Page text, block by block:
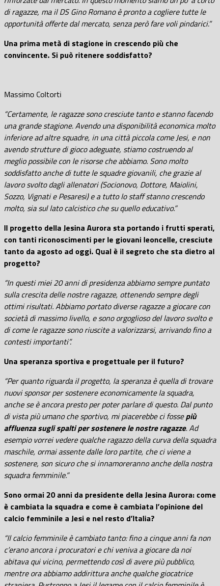
di ragazze, ma il DS Gino Romano è pronto a cogliere tutte le
opportunità offerte dal mercato, senza però fare voli pindarici.”
Una prima metà di stagione in crescendo più che
convincente. Si può ritenere soddisfatto?
Massimo Coltorti
“Certamente, le ragazze sono cresciute tanto e stanno facendo
una grande stagione. Avendo una disponibilità economica molto
inferiore ad altre squadre, in una città piccola come Jesi, e non
avendo strutture di gioco adeguate, stiamo costruendo al
meglio possibile con le risorse che abbiamo. Sono molto
soddisfatto anche di tutte le squadre giovanili, che grazie al
lavoro svolto dagli allenatori (Socionovo, Dottore, Maiolini,
Sozzo, Vignati e Pesaresi) e a tutto lo staff stanno crescendo
molto, sia sul lato calcistico che su quello educativo.”
Il progetto della Jesina Aurora sta portando i frutti sperati,
con tanti riconoscimenti per le giovani leoncelle, cresciute
tanto da agosto ad oggi. Qual è il segreto che sta dietro al
progetto?
“In questi miei 20 anni di presidenza abbiamo sempre puntato
sulla crescita delle nostre ragazze, ottenendo sempre degli
ottimi risultati. Abbiamo portato diverse ragazze a giocare con
società di massimo livello, e sono orgoglioso del lavoro svolto e
di come le ragazze sono riuscite a valorizzarsi, arrivando fino a
contesti importanti”.
Una speranza sportiva e progettuale per il futuro?
“Per quanto riguarda il progetto, la speranza è quella di trovare
nuovi sponsor per sostenere economicamente la squadra,
anche se è ancora presto per poter parlare di questo. Dal punto
di vista più umano che sportivo, mi piacerebbe ci fossepiù
affluenza sugli spalti per sostenere le nostre ragazze. Ad
esempio vorrei vedere qualche ragazzo della curva della squadra
maschile, ormai assente dalle loro partite, che ci viene a
sostenere, son sicuro che si innamoreranno anche della nostra
squadra femminile.”
Sono ormai 20 anni da presidente della Jesina Aurora: come
è cambiata la squadra e come è cambiata l’opinione del
calcio femminile a Jesi e nel resto d’Italia?
“Il calcio femminile è cambiato tanto: fino a cinque anni fa non
c’erano ancora i procuratori e chi veniva a giocare da noi
abitava qui vicino, permettendo così di avere più pubblico,
mentre ora abbiamo addirittura anche qualche giocatrice